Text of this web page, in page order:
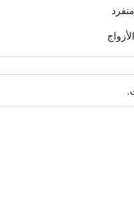
منفرد
الأزواج